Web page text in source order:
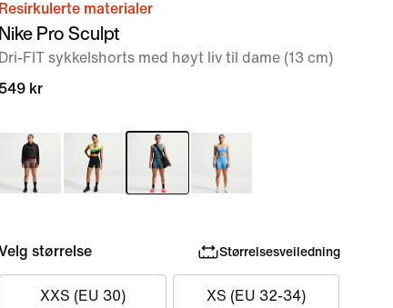
Resirkulerte materialer
Nike Pro Sculpt
Dri-FIT sykkelshorts med høyt liv til dame (13 cm)
549 kr
størrelse Størrelsesveiledning
XXS (EU 30) XS (EU 32-34)